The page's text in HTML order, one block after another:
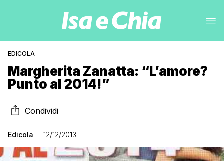
EDICOLA
Margherita Zanatta: “L’amore?
Punto al 2014!”
Condividi
Edicola 12/12/2013